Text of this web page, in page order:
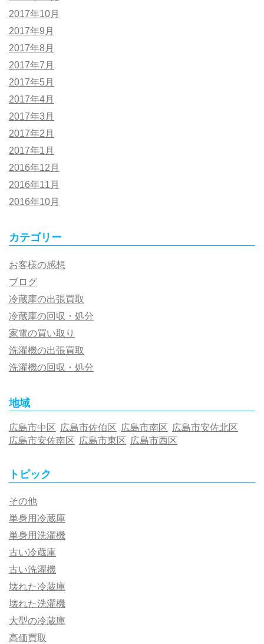
2017年10月
2017年9月
2017年8月
2017年7月
2017年5月
2017年4月
2017年3月
2017年2月
2017年1月
2016年12月
2016年11月
2016年10月
カテゴリー
お客様の感想
ブログ
冷蔵庫の出張買取
冷蔵庫の回収・処分
家電の買い取り
洗濯機の出張買取
洗濯機の回収・処分
地域
広島市中区 広島市佐伯区 広島市南区 広島市安佐北区
広島市安佐南区 広島市東区 広島市西区
トピック
その他
単身用冷蔵庫
単身用洗濯機
古い冷蔵庫
古い洗濯機
壊れた冷蔵庫
壊れた洗濯機
大型の冷蔵庫
高価買取